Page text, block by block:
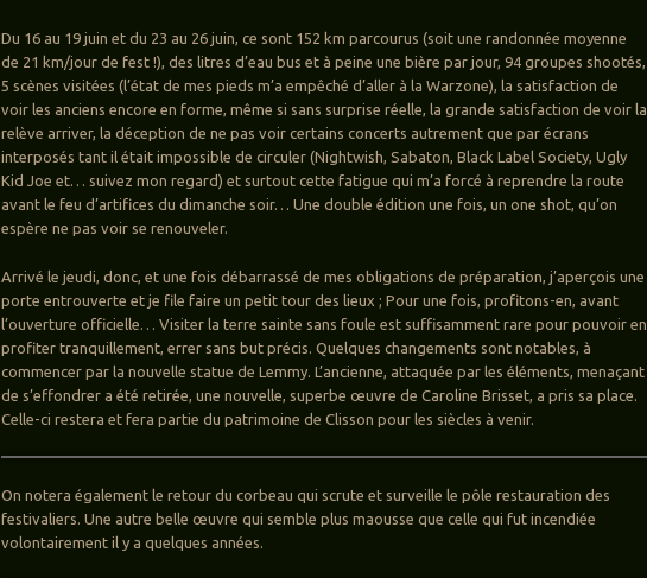
Du 16 au 19 juin et du 23 au 26 juin, ce sont 152 km parcourus (soit une randonnée moyenne
de 21 km/jour de fest !), des litres d’eau bus et à peine une bière par jour, 94 groupes shootés,
5 scènes visitées (l’état de mes pieds m’a empêché d’aller à la Warzone), la satisfaction de
voir les anciens encore en forme, même si sans surprise réelle, la grande satisfaction de voir la
relève arriver, la déception de ne pas voir certains concerts autrement que par écrans
interposés tant il était impossible de circuler (Nightwish, Sabaton, Black Label Society, Ugly
Kid Joe et… suivez mon regard) et surtout cette fatigue qui m’a forcé à reprendre la route
avant le feu d’artifices du dimanche soir… Une double édition une fois, un one shot, qu’on
espère ne pas voir se renouveler.
Arrivé le jeudi, donc, et une fois débarrassé de mes obligations de préparation, j’aperçois une
porte entrouverte et je file faire un petit tour des lieux ; Pour une fois, profitons-en, avant
l’ouverture officielle… Visiter la terre sainte sans foule est suffisamment rare pour pouvoir en
profiter tranquillement, errer sans but précis. Quelques changements sont notables, à
commencer par la nouvelle statue de Lemmy. L’ancienne, attaquée par les éléments, menaçant
de s’effondrer a été retirée, une nouvelle, superbe œuvre de Caroline Brisset, a pris sa place.
Celle-ci restera et fera partie du patrimoine de Clisson pour les siècles à venir.
On notera également le retour du corbeau qui scrute et surveille le pôle restauration des
festivaliers. Une autre belle œuvre qui semble plus maousse que celle qui fut incendiée
volontairement il y a quelques années.